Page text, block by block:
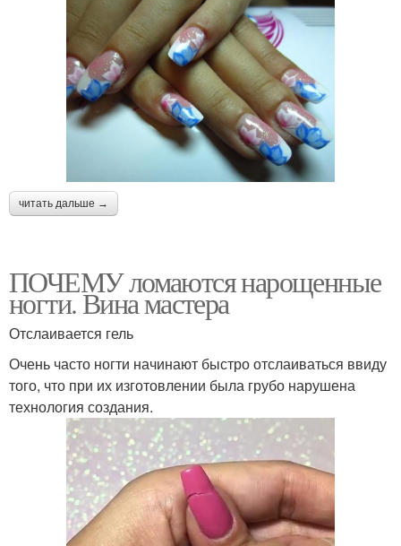
читать дальше →
ПОЧЕМУ ломаются нарощенные
ногти. Вина мастера
Отслаивается гель
Очень часто ногти начинают быстро отслаиваться ввиду
того, что при их изготовлении была грубо нарушена
технология создания.